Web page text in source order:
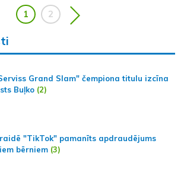
1 2
Grand Slam" čempiona titulu izcīna
Buļko (2)
"TikTok" pamanīts apdraudējums
bērniem (3)